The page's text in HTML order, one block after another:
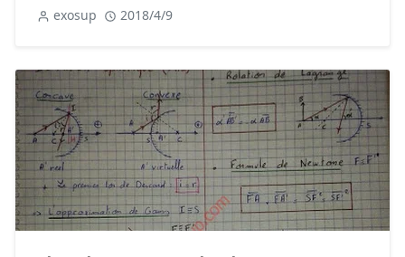
exosup 2018/4/9